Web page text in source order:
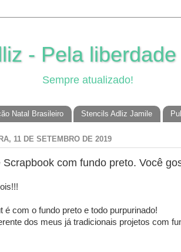
- Pela
Sempre atualizado!
Natal Brasileiro Stencils Adliz Jamile
11 DE SETEMBRO DE 2019
Scrapbook com fundo preto. Você
é com o fundo preto e todo purpurinado!
dos meus já tradicionais projetos com